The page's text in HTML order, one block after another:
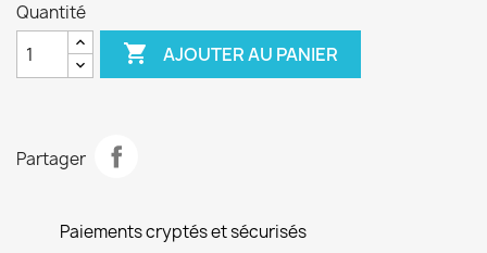
Quantité
 AJOUTER AU PANIER
Partager
Paiements cryptés et sécurisés